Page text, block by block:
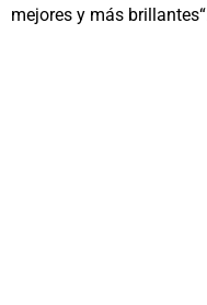
mejores y más